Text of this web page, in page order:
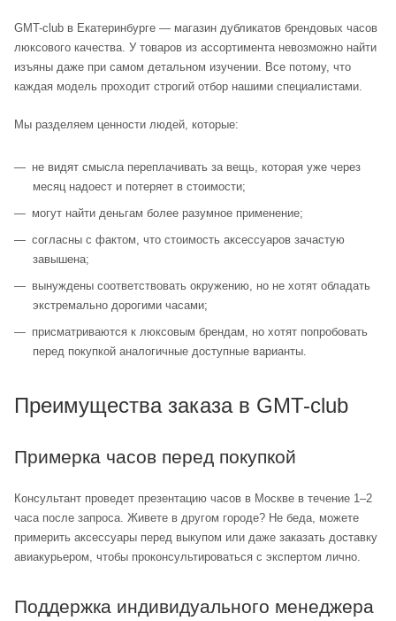
GMT-club в Екатеринбурге — магазин дубликатов брендовых часов
люксового качества. У товаров из ассортимента невозможно найти
изъяны даже при самом детальном изучении. Все потому, что
каждая модель проходит строгий отбор нашими специалистами.
Мы разделяем ценности людей, которые:
не видят смысла переплачивать за вещь, которая уже через
месяц надоест и потеряет в стоимости;
могут найти деньгам более разумное применение;
согласны с фактом, что стоимость аксессуаров зачастую
завышена;
вынуждены соответствовать окружению, но не хотят обладать
экстремально дорогими часами;
присматриваются к люксовым брендам, но хотят попробовать
перед покупкой аналогичные доступные варианты.
Преимущества заказа в GMT-club
Примерка часов перед покупкой
Консультант проведет презентацию часов в Москве в течение 1–2
часа после запроса. Живете в другом городе? Не беда, можете
примерить аксессуары перед выкупом или даже заказать доставку
авиакурьером, чтобы проконсультироваться с экспертом лично.
Поддержка индивидуального менеджера